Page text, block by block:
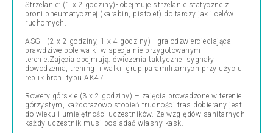
Strzelanie: (1 x 2 godziny)- obejmuje strzelanie statyczne z
broni pneumatycznej (karabin, pistolet) do tarczy jak i celów
ruchomych.
ASG - (2 x 2 godziny, 1 x 4 godziny) - gra odzwierciedlająca
prawdziwe pole walki w specjalnie przygotowanym
terenie.Zajęcia obejmują: ćwiczenia taktyczne, sygnały
dowodzenia, treningi i walki grup paramilitarnych przy użyciu
replik broni typu AK47.
Rowery górskie (3 x 2 godziny) – zajęcia prowadzone w terenie
górzystym, każdorazowo stopień trudności tras dobierany jest
do wieku i umiejętności uczestników. Ze względów sanitarnych
każdy uczestnik musi posiadać własny kask.